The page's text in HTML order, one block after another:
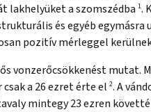
lakhelyüket a szomszédba 1.
és egyéb
pozitív mérleggel
vonzerőcsökkenést mutat.
a 26 ezret érte el 2. A
mintegy 23 ezren